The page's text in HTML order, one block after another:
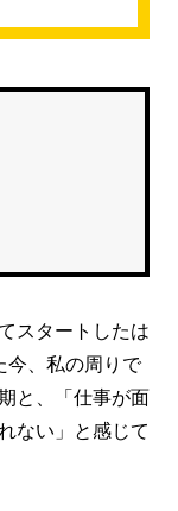
スタートしたは
今、私の周りで
と、「仕事が面
ない」と感じて